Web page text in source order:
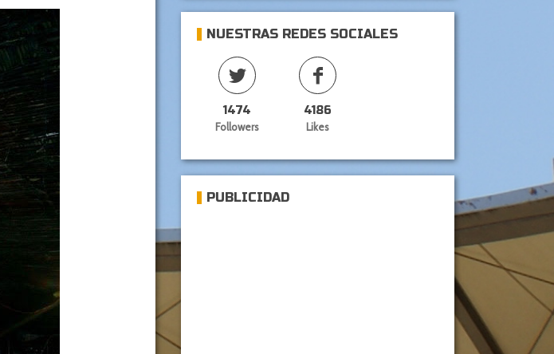
NUESTRAS REDES SOCIALES
1474
Followers
4186
Likes
PUBLICIDAD